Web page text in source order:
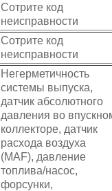
Сотрите код
неисправности
Сотрите код
неисправности
Негерметичность
системы выпуска,
датчик абсолютного
давления во
коллекторе, датчик
расхода воздуха
(MAF), давление
топлива/насос,
форсунки,